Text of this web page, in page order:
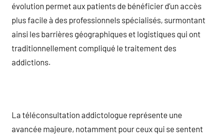
évolution permet aux patients de bénéficier d’un accès
plus facile à des professionnels spécialisés, surmontant
ainsi les barrières géographiques et logistiques qui ont
traditionnellement compliqué le traitement des
addictions.
La téléconsultation addictologue représente une
avancée majeure, notamment pour ceux qui se sentent